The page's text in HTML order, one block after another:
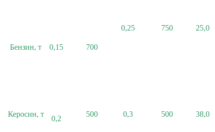
0,25 750 25,0
Бензин, т 0,15 700
0,3
Керосин, т
0,2
500 500 38,0